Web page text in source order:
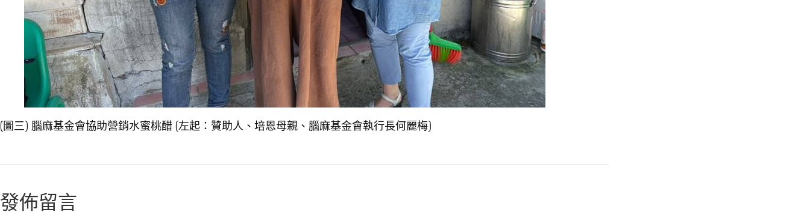
(圖三) 腦麻基金會協助營銷水蜜桃醋 (左起：贊助人、培恩母親、腦麻基金會執行長何麗梅)
發佈留言